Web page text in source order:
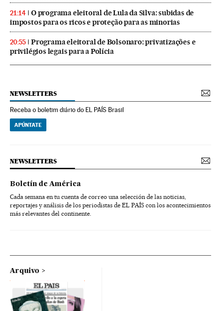
21:14
O programa eleitoral de Lula da Silva: subidas de
impostos para os ricos e proteção para as minorias
20:55
Programa eleitoral de Bolsonaro: privatizações e
privilégios legais para a Polícia
NEWSLETTERS
Receba o boletim diário do EL PAÍS Brasil
APÚNTATE
NEWSLETTERS
Boletín de América
Cada semana en tu cuenta de correo una selección de las noticias,
reportajes y análisis de los periodistas de EL PAÍS con los acontecimientos
más relevantes del continente.
Arquivo